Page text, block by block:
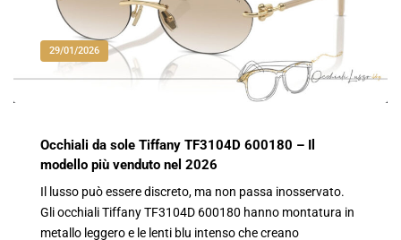
29/01/2026
Occhiali da sole Tiffany TF3104D 600180 – Il
modello più venduto nel 2026
Il lusso può essere discreto, ma non passa inosservato.
Gli occhiali Tiffany TF3104D 600180 hanno montatura in
metallo leggero e le lenti blu intenso che creano